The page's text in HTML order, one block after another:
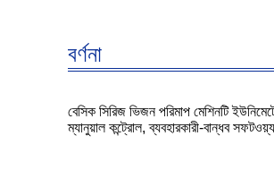
বর্ণনা
বেসিক সিরিজ ভিজন পরিমাপ মেশিনটি
ম্যানুয়াল কন্ট্রোল, ব্যবহারকারী-বান্ধব